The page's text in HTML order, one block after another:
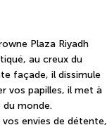
Plaza Riyadh
au creux du
façade, il dissimule
vos papilles, il met à
monde.
envies de détente,